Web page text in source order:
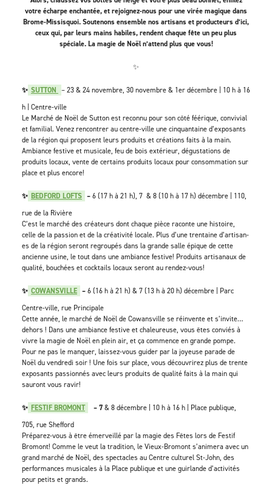
votre écharpe enchantée, et rejoignez-nous pour une virée magique dans
Brome-Missisquoi. Soutenons ensemble nos artisans et producteurs d’ici,
ceux qui, par leurs mains habiles, rendent chaque fête un peu plus
spéciale. La magie de Noël n’attend plus que vous!
✨
✨ SUTTON – 23 & 24 novembre, 30 novembre & 1er décembre | 10 h à 16
h | Centre-ville
Le Marché de Noël de Sutton est reconnu pour son côté féérique, convivial
et familial. Venez rencontrer au centre-ville une cinquantaine d’exposants
de la région qui proposent leurs produits et créations faits à la main.
Ambiance festive et musicale, feu de bois extérieur, dégustations de
produits locaux, vente de certains produits locaux pour consommation sur
place et plus encore!
✨ BEDFORD LOFTS –6 (17 h à 21 h), 7 & 8 (10 h à 17 h) décembre | 110,
rue de la Rivière
C’est le marché des créateurs dont chaque pièce raconte une histoire,
celle de la passion et de la créativité locale. Plus d’une trentaine d’artisan-
es de la région seront regroupés dans la grande salle épique de cette
ancienne usine, le tout dans une ambiance festive! Produits artisanaux de
qualité, bouchées et cocktails locaux seront au rendez-vous!
✨ COWANSVILLE –6 (16 h à 21 h) & 7 (13 h à 20 h) décembre | Parc
Centre-ville, rue Principale
Cette année, le marché de Noël de Cowansville se réinvente et s’invite…
dehors ! Dans une ambiance festive et chaleureuse, vous êtes conviés à
vivre la magie de Noël en plein air, et ça commence en grande pompe.
Pour ne pas le manquer, laissez-vous guider par la joyeuse parade de
Noël du vendredi soir ! Une fois sur place, vous découvrirez plus de trente
exposants passionnés avec leurs produits de qualité faits à la main qui
sauront vous ravir!
✨ FESTIF BROMONT – 7& 8 décembre | 10 h à 16 h | Place publique,
705, rue Shefford
Préparez-vous à être émerveillé par la magie des Fêtes lors de Festif
Bromont! Comme le veut la tradition, le Vieux-Bromont s’animera avec un
grand marché de Noël, des spectacles au Centre culturel St-John, des
performances musicales à la Place publique et une guirlande d’activités
pour petits et grands.